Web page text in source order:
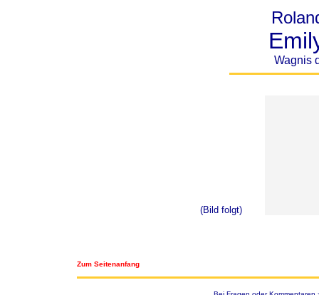
Wagnis
(Bild folgt)
Zum Seitenanfang